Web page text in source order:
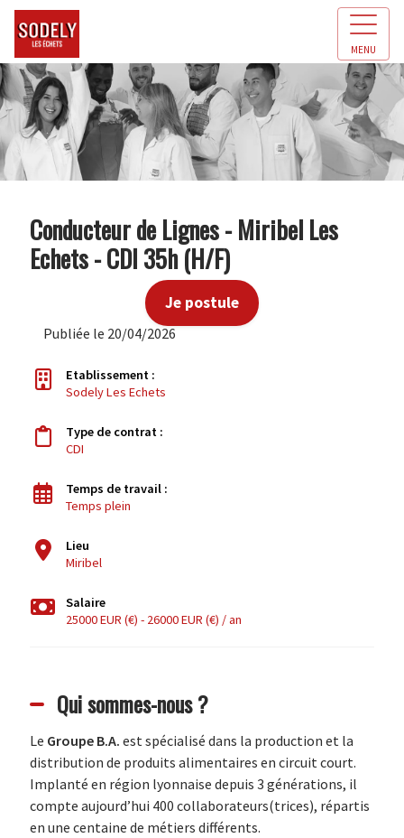
MENU
Conducteur de Lignes - Miribel Les
Echets - CDI 35h (H/F)
Je postule
Publiée le 20/04/2026
Etablissement :
Sodely Les Echets
Type de contrat :
CDI
Temps de travail :
Temps plein
Lieu
Miribel
Salaire
25000 EUR (€) - 26000 EUR (€) / an
Qui sommes-nous ?
Le Groupe B.A. est spécialisé dans la production et la
distribution de produits alimentaires en circuit court.
Implanté en région lyonnaise depuis 3 générations, il
compte aujourd’hui 400 collaborateurs(trices), répartis
en une centaine de métiers différents.